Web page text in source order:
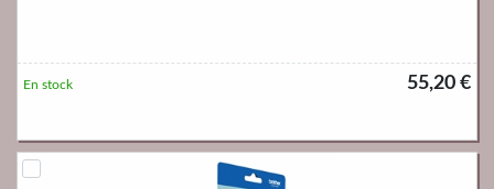
55,20 €
En stock